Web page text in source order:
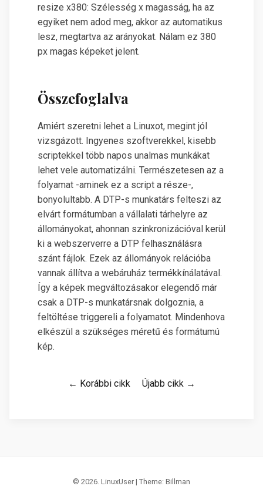
resize x380: Szélesség x magasság, ha az
egyiket nem adod meg, akkor az automatikus
lesz, megtartva az arányokat. Nálam ez 380
px magas képeket jelent.
Összefoglalva
Amiért szeretni lehet a Linuxot, megint jól
vizsgázott. Ingyenes szoftverekkel, kisebb
scriptekkel több napos unalmas munkákat
lehet vele automatizálni. Természetesen az a
folyamat -aminek ez a script a része-,
bonyolultabb. A DTP-s munkatárs felteszi az
elvárt formátumban a vállalati tárhelyre az
állományokat, ahonnan szinkronizációval kerül
ki a webszerverre a DTP felhasználásra
szánt fájlok. Ezek az állományok relációba
vannak állítva a webáruház termékkínálatával.
Így a képek megváltozásakor elegendő már
csak a DTP-s munkatársnak dolgoznia, a
feltöltése triggereli a folyamatot. Mindenhova
elkészül a szükséges méretű és formátumú
kép.
← Korábbi cikk Újabb cikk →
© 2026. LinuxUser | Theme: Billman